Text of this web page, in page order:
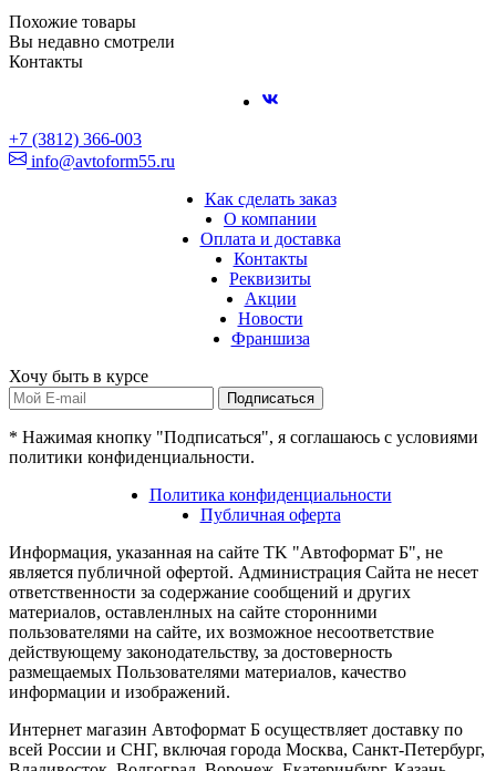
Похожие товары
Вы недавно смотрели
Контакты
+7 (3812) 366-003
info@avtoform55.ru
Как сделать заказ
О компании
Оплата и доставка
Контакты
Реквизиты
Акции
Новости
Франшиза
Хочу быть в курсе
Подписаться
* Нажимая кнопку "Подписаться", я соглашаюсь с условиями
политики конфиденциальности.
Политика конфиденциальности
Публичная оферта
Информация, указанная на сайте TK "Автоформат Б", не
является публичной офертой. Администрация Сайта не несет
ответственности за содержание сообщений и других
материалов, оставленлных на сайте сторонними
пользователями на сайте, их возможное несоответствие
действующему законодательству, за достоверность
размещаемых Пользователями материалов, качество
информации и изображений.
Интернет магазин Автоформат Б осуществляет доставку по
всей России и СНГ, включая города Москва, Санкт-Петербург,